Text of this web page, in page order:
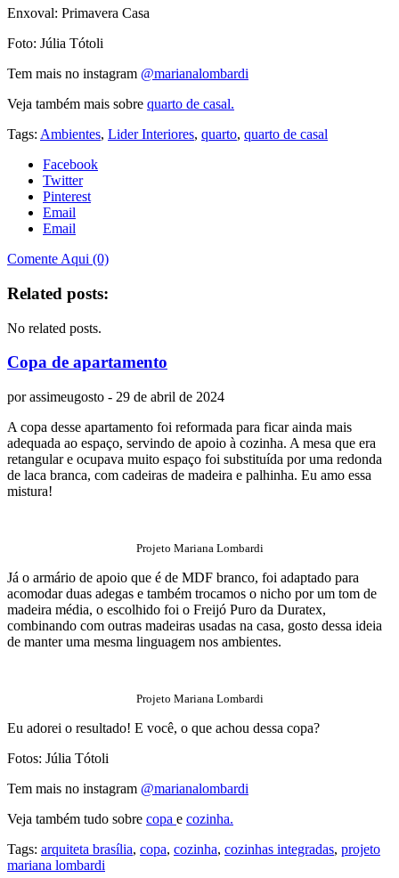
Enxoval: Primavera Casa
Foto: Júlia Tótoli
Tem mais no instagram @marianalombardi
Veja também mais sobre quarto de casal.
Tags: Ambientes, Lider Interiores, quarto, quarto de casal
Facebook
Twitter
Pinterest
Email
Email
Comente Aqui (0)
Related posts:
No related posts.
Copa de apartamento
porassimeugosto - 29 de abril de 2024
A copa desse apartamento foi reformada para ficar ainda mais
adequada ao espaço, servindo de apoio à cozinha. A mesa que era
retangular e ocupava muito espaço foi substituída por uma redonda
de laca branca, com cadeiras de madeira e palhinha. Eu amo essa
mistura!
Projeto Mariana Lombardi
Já o armário de apoio que é de MDF branco, foi adaptado para
acomodar duas adegas e também trocamos o nicho por um tom de
madeira média, o escolhido foi o Freijó Puro da Duratex,
combinando com outras madeiras usadas na casa, gosto dessa ideia
de manter uma mesma linguagem nos ambientes.
Projeto Mariana Lombardi
Eu adorei o resultado! E você, o que achou dessa copa?
Fotos: Júlia Tótoli
Tem mais no instagram @marianalombardi
Veja também tudo sobre copa e cozinha.
Tags: arquiteta brasília, copa, cozinha, cozinhas integradas, projeto
mariana lombardi